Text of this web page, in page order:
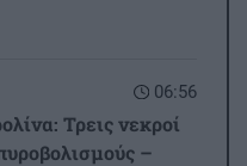
06:56
Τρεις νεκροί
–